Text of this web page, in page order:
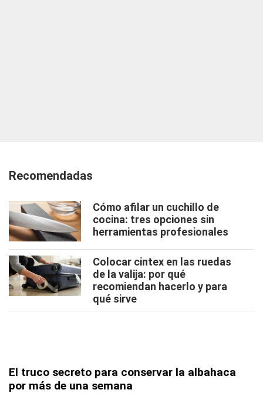
Recomendadas
Cómo afilar un cuchillo de
cocina: tres opciones sin
herramientas profesionales
Colocar cintex en las ruedas
de la valija: por qué
recomiendan hacerlo y para
qué sirve
El truco secreto para conservar la albahaca
por más de una semana